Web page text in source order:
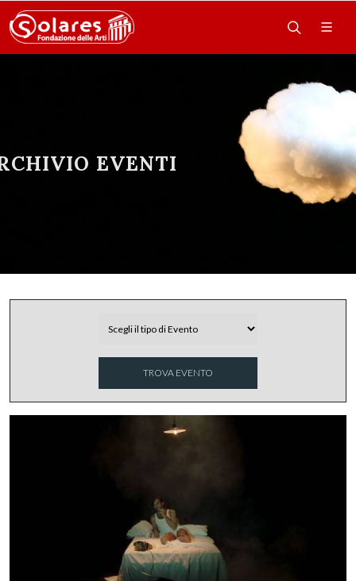
EVENTI